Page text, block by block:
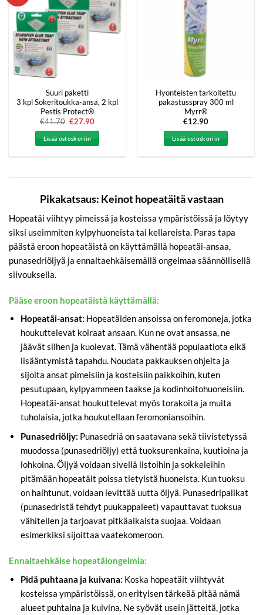
Suuri paketti
3 kpl Sokeritoukka-ansa, 2 kpl
Pestis Protect®
€41.70 Alkuperäinen
oli:
€41.70.
€27.90Nykyinen
Lisää ostoskoriin
Hyönteisten tarkoitettu
pakastusspray 300 ml
Myrr®
€12.90
Lisää ostoskoriin
Pikakatsaus: Keinot hopeatäitä vastaan
Hopeatäi viihtyy pimeissä ja kosteissa ympäristöissä ja löytyy
siksi useimmiten kylpyhuoneista tai kellareista. Paras tapa
päästä eroon hopeatäistä on käyttämällä hopeatäi-ansaa,
punasedriöljyä ja ennaltaehkäisemällä ongelmaa säännöllisellä
siivouksella.
Pääse eroon hopeatäistä käyttämällä:
Hopeatäi-ansat: Hopeatäiden ansoissa on feromoneja, jotka
houkuttelevat koiraat ansaan. Kun ne ovat ansassa, ne
jäävät siihen ja kuolevat. Tämä vähentää populaatiota eikä
lisääntymistä tapahdu. Noudata pakkauksen ohjeita ja
sijoita ansat pimeisiin ja kosteisiin paikkoihin, kuten
pesutupaan, kylpyammeen taakse ja kodinhoitohuoneisiin.
Hopeatäi-ansat houkuttelevat myös torakoita ja muita
tuholaisia, jotka houkutellaan feromoniansoihin.
Punasedriöljy: Punasedriä on saatavana sekä tiivistetyssä
muodossa (punasedriöljy) että tuoksurenkaina, kuutioina ja
lohkoina. Öljyä voidaan sivellä listoihin ja sokkeleihin
pitämään hopeatäit poissa tietyistä huoneista. Kun tuoksu
on haihtunut, voidaan levittää uutta öljyä. Punasedripalikat
(punasedristä tehdyt puukappaleet) vapauttavat tuoksua
vähitellen ja tarjoavat pitkäaikaista suojaa. Voidaan
esimerkiksi sijoittaa vaatekomeroon.
Ennaltaehkäise hopeatäiongelmia:
Pidä puhtaana ja kuivana: Koska hopeatäit viihtyvät
kosteissa ympäristöissä, on erityisen tärkeää pitää nämä
alueet puhtaina ja kuivina. Ne syövät usein jätteitä, jotka